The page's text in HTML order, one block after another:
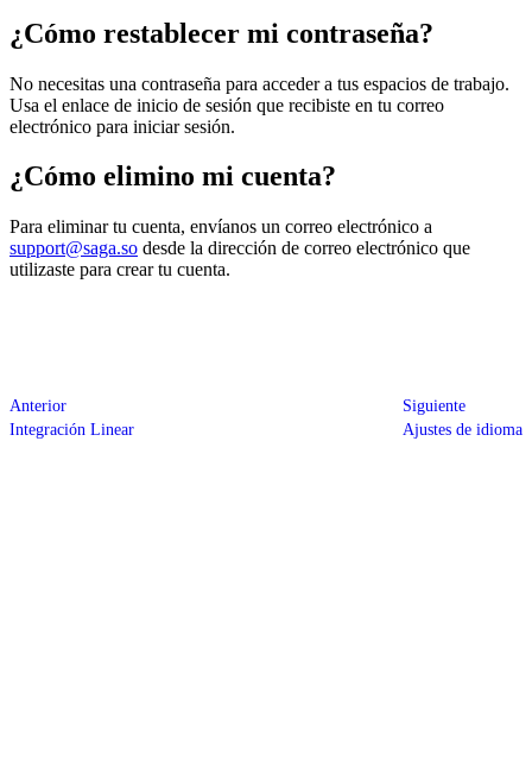
¿Cómo restablecer mi contraseña?
No necesitas una contraseña para acceder a tus espacios de trabajo.
Usa el enlace de inicio de sesión que recibiste en tu correo
electrónico para iniciar sesión.
¿Cómo elimino mi cuenta?
Para eliminar tu cuenta, envíanos un correo electrónico a
support@saga.so desde la dirección de correo electrónico que
utilizaste para crear tu cuenta.
Anterior
Integración Linear
Siguiente
Ajustes de idioma